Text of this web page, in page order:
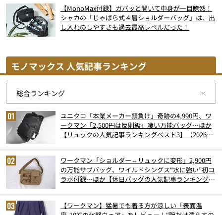
【MonoMax付録】ガバッと開いて中身が一目瞭然！
シャカの「じゃばら式４層ショルダーバッグ」は、出
し入れのしやすさも過去最高レベルだった！
モノマックス 人気記事ランキング
ユニクロ「本業メーカー顔負け」奇跡の4,990円、ワ
ークマン「2,500円は反則級」凄い万能バッグ…ほか
【リュックの人気記事ランキングベスト3】（2026年
ワークマン「ショルダー⇔リュックに変形」2,900円
の万能サブバッグ、ワイルドシングス“水に強い”初コ
ラボ付録…ほか【休日バッグの人気記事ランキングベ
【ワークマン】猛暑でも着る方が涼しい「表面温